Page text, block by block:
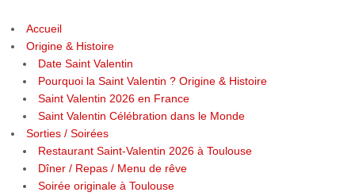
Accueil
Origine & Histoire
Date Saint Valentin
Pourquoi la Saint Valentin ? Origine & Histoire
Saint Valentin 2026 en France
Saint Valentin Célébration dans le Monde
Sorties / Soirées
Restaurant Saint-Valentin 2026 à Toulouse
Dîner / Repas / Menu de rêve
Soirée originale à Toulouse